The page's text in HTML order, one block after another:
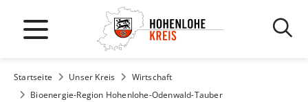
Startseite Unser Kreis
Wirtschaft
Bioenergie-Region Hohenlohe-Odenwald-Tauber